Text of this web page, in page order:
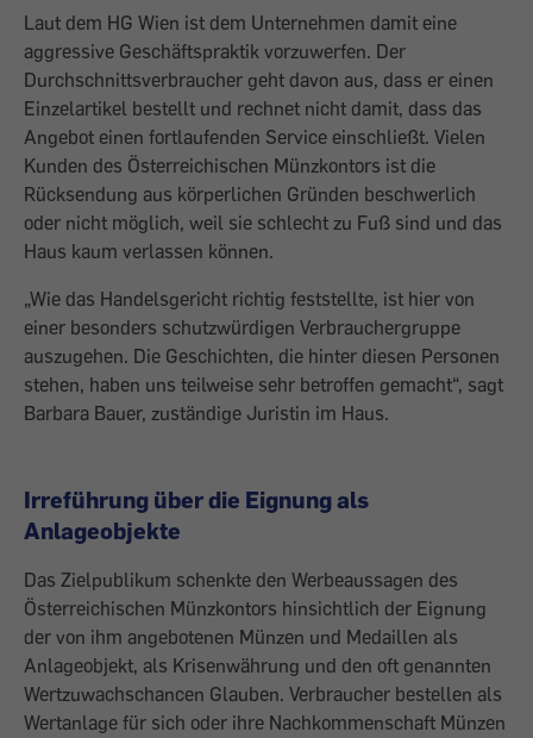
Laut dem HG Wien ist dem Unternehmen damit eine
aggressive Geschäftspraktik vorzuwerfen. Der
Durchschnittsverbraucher geht davon aus, dass er einen
Einzelartikel bestellt und rechnet nicht damit, dass das
Angebot einen fortlaufenden Service einschließt. Vielen
Kunden des Österreichischen Münzkontors ist die
Rücksendung aus körperlichen Gründen beschwerlich
oder nicht möglich, weil sie schlecht zu Fuß sind und das
Haus kaum verlassen können.
„Wie das Handelsgericht richtig feststellte, ist hier von
einer besonders schutzwürdigen Verbrauchergruppe
auszugehen. Die Geschichten, die hinter diesen Personen
stehen, haben uns teilweise sehr betroffen gemacht“, sagt
Barbara Bauer, zuständige Juristin im Haus.
Irreführung über die Eignung als
Anlageobjekte
Das Zielpublikum schenkte den Werbeaussagen des
Österreichischen Münzkontors hinsichtlich der Eignung
der von ihm angebotenen Münzen und Medaillen als
Anlageobjekt, als Krisenwährung und den oft genannten
Wertzuwachschancen Glauben. Verbraucher bestellen als
Wertanlage für sich oder ihre Nachkommenschaft Münzen